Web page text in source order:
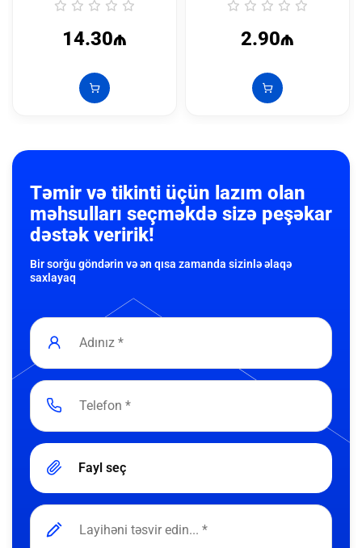
14.30₼ 2.90₼
Təmir və tikinti üçün lazım olan
məhsulları seçməkdə sizə peşəkar
dəstək veririk!
Bir sorğu göndərin və ən qısa zamanda sizinlə əlaqə
saxlayaq
Fayl seç